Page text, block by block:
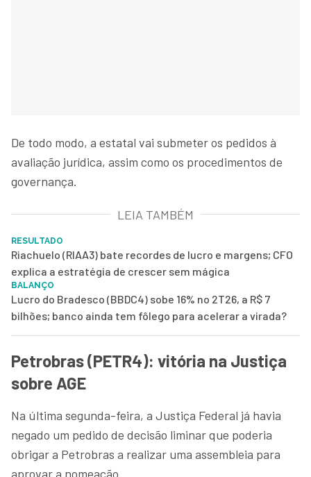
De todo modo, a estatal vai submeter os pedidos à
avaliação jurídica, assim como os procedimentos de
governança.
LEIA TAMBÉM
RESULTADO
Riachuelo (RIAA3) bate recordes de lucro e margens; CFO
explica a estratégia de crescer sem mágica
BALANÇO
Lucro do Bradesco (BBDC4) sobe 16% no 2T26, a R$ 7
bilhões; banco ainda tem fôlego para acelerar a virada?
Petrobras (PETR4): vitória na Justiça
sobre AGE
Na última segunda-feira, a Justiça Federal já havia
negado um pedido de decisão liminar que poderia
obrigar a Petrobras a realizar uma assembleia para
aprovar a nomeação.